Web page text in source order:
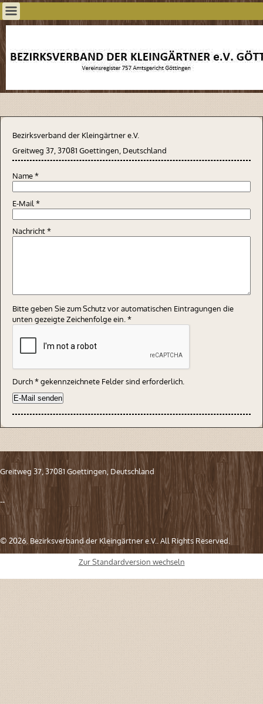
Bezirksverband der Kleingärtner e.V.
Greitweg 37, 37081 Goettingen, Deutschland
Name*
E-Mail*
Nachricht*
Bitte geben Sie zum Schutz vor automatischen Eintragungen die
unten gezeigte Zeichenfolge ein.*
Durch*gekennzeichnete Felder sind erforderlich.
Greitweg 37,37081 Goettingen, Deutschland
--
© 2026. Bezirksverband der Kleingärtner e.V.. All Rights Reserved.
Zur Standardversion wechseln